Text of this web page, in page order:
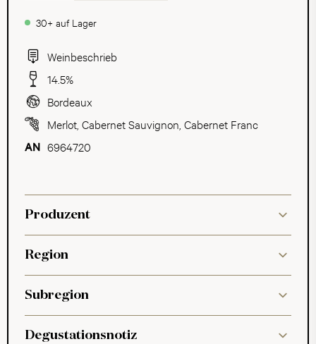
Weinbeschrieb
14.5%
Bordeaux
Merlot Cabernet Sauvignon Cabernet Franc
6964720
30+ auf Lager
Produzent
Region
Subregion
Degustationsnotiz